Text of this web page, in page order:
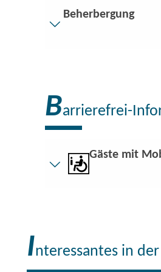
Beherbergung
Zum Teil
Badausstattung
Bodengleiche Dusche
Barrierefrei-
Gäste mit
6 ausgewiesene
Interessantes in